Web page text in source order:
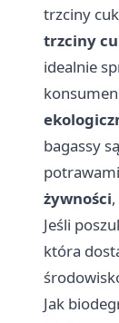
trzciny
trzciny
idealnie
bagassy
żywności
Jeśli
która
Jak